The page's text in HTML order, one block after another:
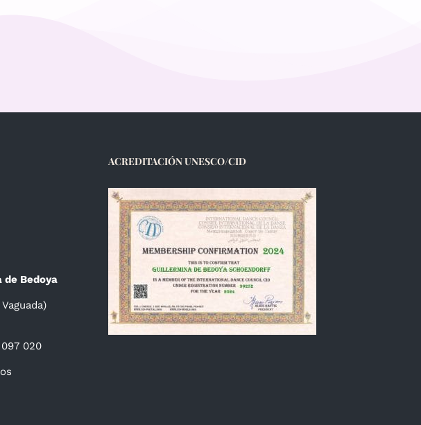
de Bedoya
020
ACREDITACIÓN UNESCO/CID